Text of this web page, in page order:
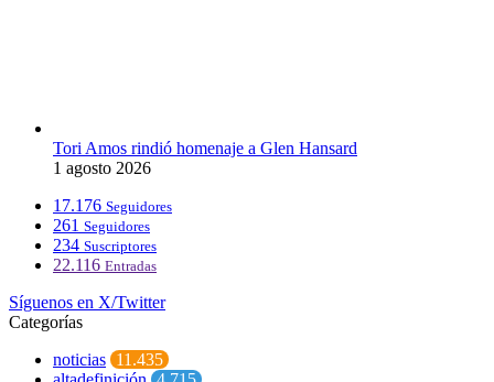
Tori Amos rindió homenaje a Glen Hansard
1 agosto 2026
17.176 Seguidores
261 Seguidores
234 Suscriptores
22.116 Entradas
Síguenos en X/Twitter
Categorías
noticias 11.435